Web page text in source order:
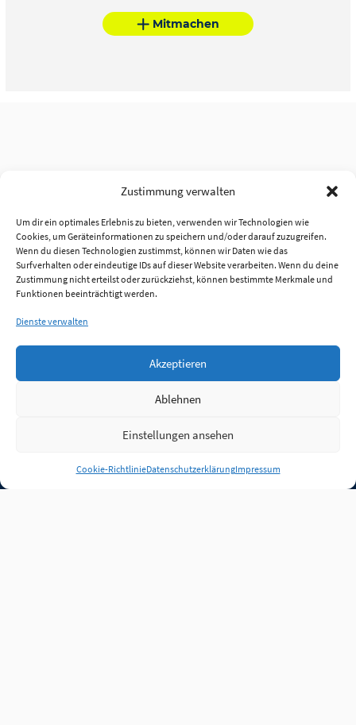
Zustimmung verwalten
Um dir ein optimales Erlebnis zu bieten, verwenden wir Technologien wie
Cookies, um Geräteinformationen zu speichern und/oder darauf zuzugreifen.
Wenn du diesen Technologien zustimmst, können wir Daten wie das
Surfverhalten oder eindeutige IDs auf dieser Website verarbeiten. Wenn du deine
Zustimmung nicht erteilst oder zurückziehst, können bestimmte Merkmale und
Funktionen beeinträchtigt werden.
Dienste verwalten
Akzeptieren
Ablehnen
Einstellungen ansehen
Cookie-RichtlinieDatenschutzerklärungImpressum
Mitmachen
Anmelden
Jobs Partner FAQ Quellen